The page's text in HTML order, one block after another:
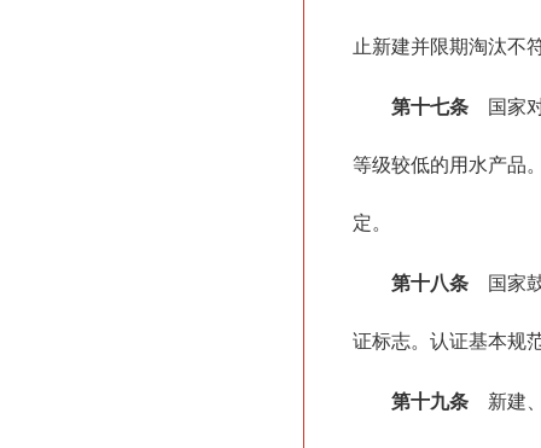
止新建并限期淘汰不
第十七条 国家
等级较低的用水产品
定。
第十八条 国家
证标志。认证基本规
第十九条 新建